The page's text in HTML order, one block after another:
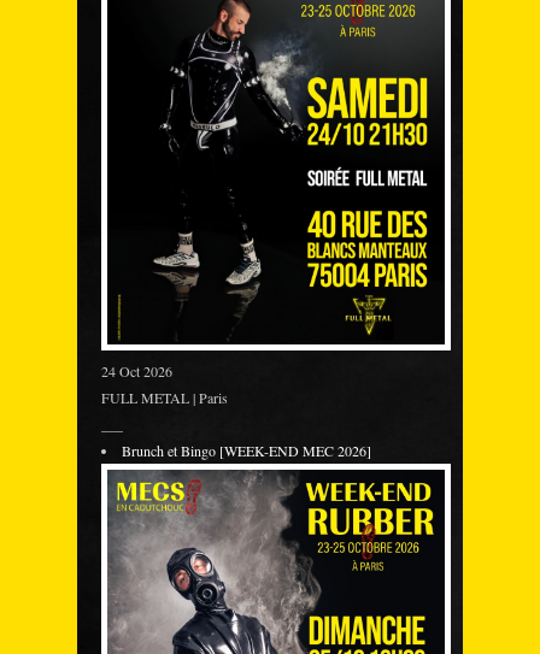
24 Oct 2026
FULL METAL | Paris
Brunch et Bingo [WEEK-END MEC 2026]